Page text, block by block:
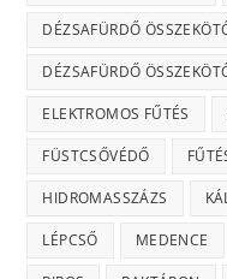
DÉZSAFÜRDŐ
DÉZSAFÜRDŐ
ELEKTROMOS FŰTÉS
FÜSTCSŐVÉDŐ
HIDROMASSZÁZS
LÉPCSŐ MEDENCE